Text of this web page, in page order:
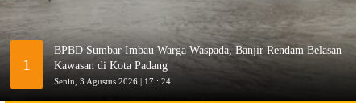
1
BPBD Sumbar Imbau Warga Waspada, Banjir Rendam Belasan
Kawasan di Kota Padang
Senin, 3 Agustus 2026 | 17 : 24